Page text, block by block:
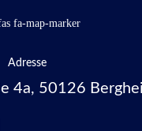
fa-map-marker
Adresse
4a, 50126